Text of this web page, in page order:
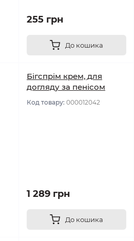
255 грн
До кошика
Бігспрім крем, для
догляду за пенісом
Код товару: 000012042
1 289 грн
До кошика